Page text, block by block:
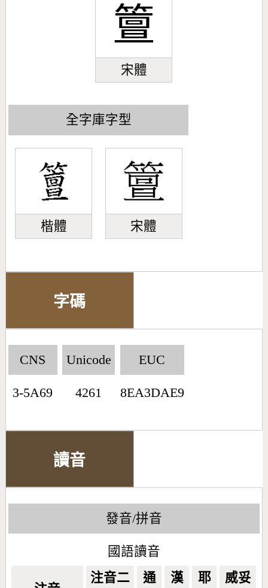
䉡
宋體
全字庫字型
楷體 宋體
字碼
CNS
3-5A69
Unicode
4261
EUC
8EA3DAE9
讀音
發音/拼音
國語讀音
注音二 通 漢 耶 威妥